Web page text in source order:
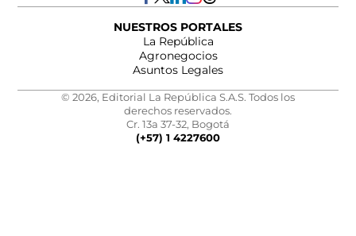
NUESTROS PORTALES
La República
Agronegocios
Asuntos Legales
© 2026, Editorial La República S.A.S. Todos los
derechos reservados.
Cr. 13a 37-32, Bogotá
(+57) 1 4227600